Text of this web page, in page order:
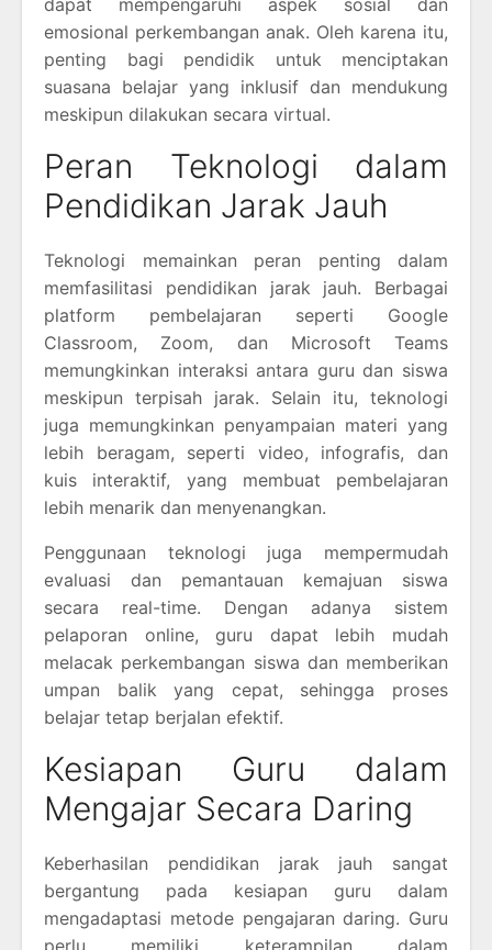
dapat mempengaruhi aspek sosial dan
emosional perkembangan anak. Oleh karena itu,
penting bagi pendidik untuk menciptakan
suasana belajar yang inklusif dan mendukung
meskipun dilakukan secara virtual.
Peran Teknologi dalam
Pendidikan Jarak Jauh
Teknologi memainkan peran penting dalam
memfasilitasi pendidikan jarak jauh. Berbagai
platform pembelajaran seperti Google
Classroom, Zoom, dan Microsoft Teams
memungkinkan interaksi antara guru dan siswa
meskipun terpisah jarak. Selain itu, teknologi
juga memungkinkan penyampaian materi yang
lebih beragam, seperti video, infografis, dan
kuis interaktif, yang membuat pembelajaran
lebih menarik dan menyenangkan.
Penggunaan teknologi juga mempermudah
evaluasi dan pemantauan kemajuan siswa
secara real-time. Dengan adanya sistem
pelaporan online, guru dapat lebih mudah
melacak perkembangan siswa dan memberikan
umpan balik yang cepat, sehingga proses
belajar tetap berjalan efektif.
Kesiapan Guru dalam
Mengajar Secara Daring
Keberhasilan pendidikan jarak jauh sangat
bergantung pada kesiapan guru dalam
mengadaptasi metode pengajaran daring. Guru
perlu memiliki keterampilan dalam